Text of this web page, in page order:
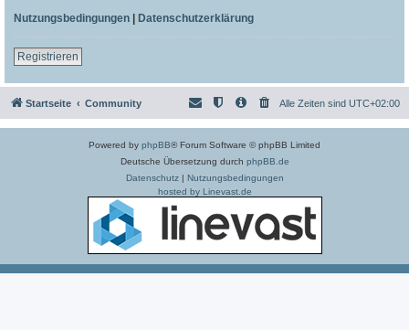
Nutzungsbedingungen | Datenschutzerklärung
Registrieren
Startseite Community Alle Zeiten sind UTC+02:00
Powered by phpBB® Forum Software © phpBB Limited
Deutsche Übersetzung durch phpBB.de
Datenschutz| Nutzungsbedingungen
hosted by Linevast.de